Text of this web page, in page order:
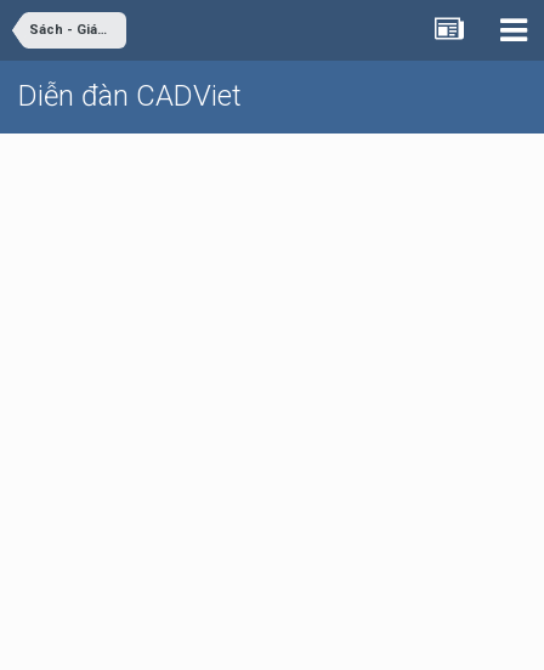
Sách - Giáo trình - Tài liệu
Diễn đàn CADViet